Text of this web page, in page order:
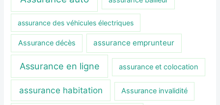
assurance des véhicules électriques
Assurance décès assurance emprunteur
Assurance en ligne assurance et colocation
assurance habitation Assurance invalidité